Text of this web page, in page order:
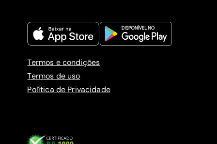
Termos e condições
Termos de uso
Política de Privacidade